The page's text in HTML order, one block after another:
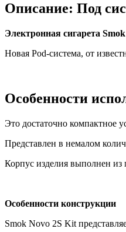
Описание: Под
Электронная сигарета
Новая Pod-система, от
Особенности
Это достаточно компактное
Представлен в немалом
Корпус изделия выполнен из
Особенности конструкции
Smok Novo 2S Kit